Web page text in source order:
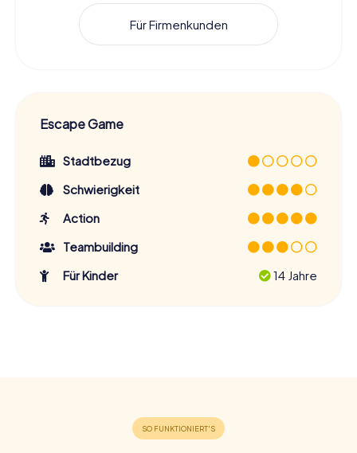
Für Firmenkunden
Escape Game
Stadtbezug
Schwierigkeit
Action
Teambuilding
Für Kinder
14 Jahre